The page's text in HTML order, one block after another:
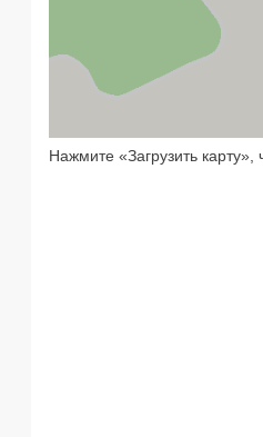
Нажмите «Загрузить карту»,